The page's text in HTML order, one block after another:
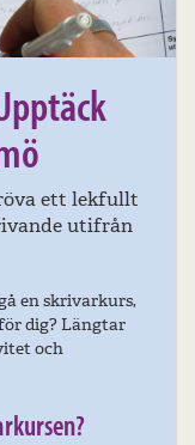
ett lekfullt
utifrån
en skrivarkurs,
dig? Längtar
och